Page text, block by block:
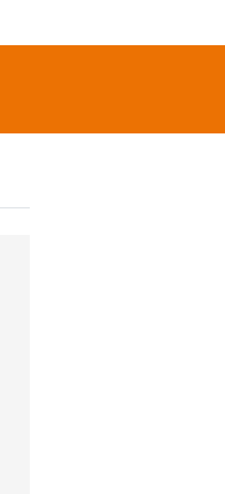
Search